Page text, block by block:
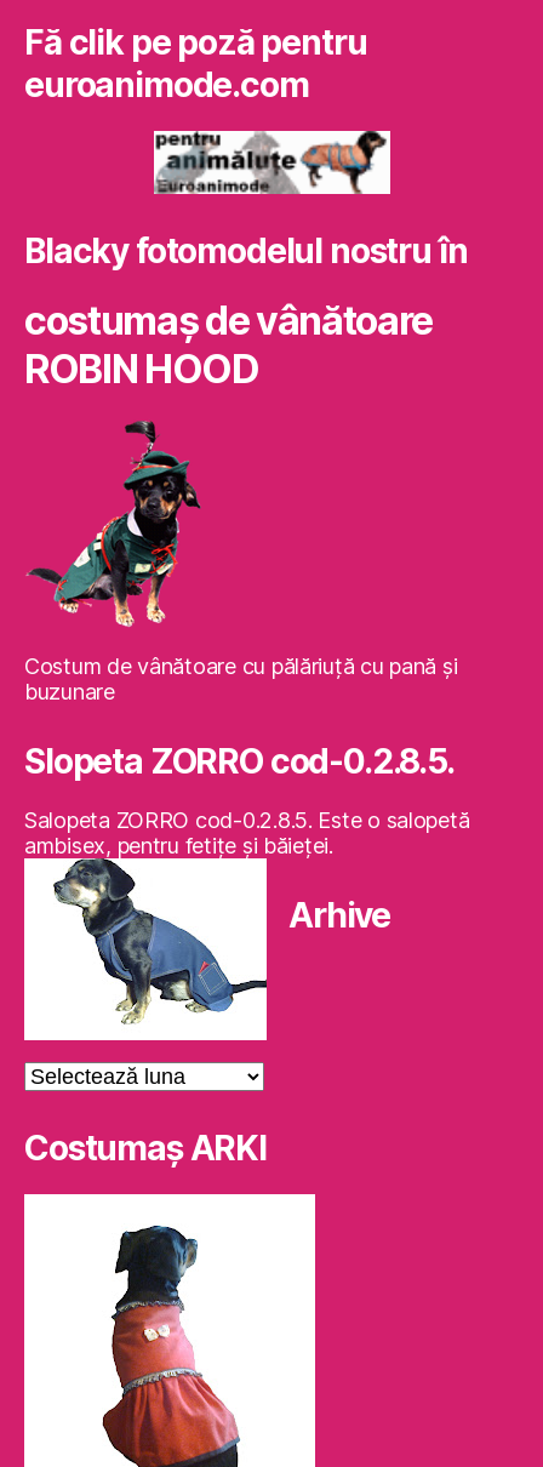
Fă clik pe poză pentru
euroanimode.com
Blacky fotomodelul nostru în
costumaş de vânătoare
ROBIN HOOD
Costum de vânătoare cu pălăriuţă cu pană şi
buzunare
Slopeta ZORRO cod-0.2.8.5.
Salopeta ZORRO cod-0.2.8.5. Este o salopetă
ambisex, pentru fetiţe şi băieţei.
Arhive
Arhive
Costumaş ARKI